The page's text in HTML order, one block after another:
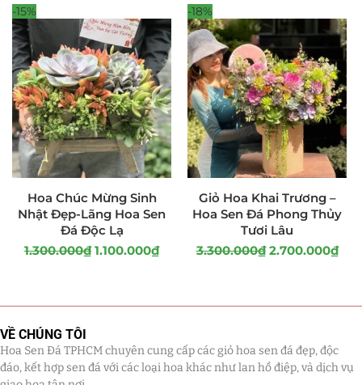
-15%
Hoa Chúc Mừng Sinh
Nhật Đẹp-Lãng Hoa Sen
Đá Độc Lạ
1.300.000₫ 1.100.000₫
-18%
Giỏ Hoa Khai Trương –
Hoa Sen Đá Phong Thủy
Tươi Lâu
3.300.000₫ 2.700.000₫
VỀ CHÚNG TÔI
Hoa Sen Đá TPHCM chuyên cung cấp các giỏ hoa sen đá đẹp, độc
đáo, kết hợp sen đá với các loại hoa khác như lan hồ điệp, và dịch vụ